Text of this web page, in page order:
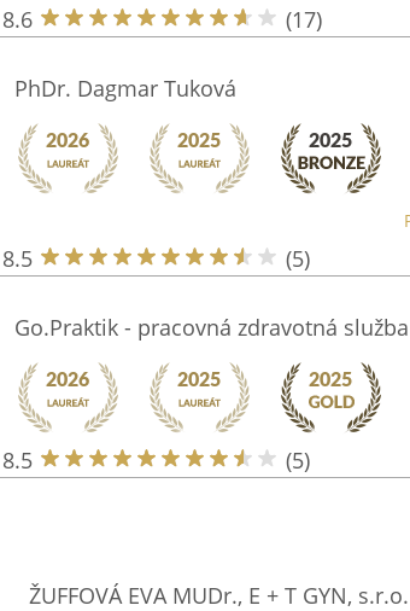
8.6 (17)
PhDr. Dagmar Tuková
8.5 (5)
Go.Praktik - pracovná zdravotná služba
8.5 (5)
ŽUFFOVÁ EVA MUDr., E + T GYN, s.r.o.